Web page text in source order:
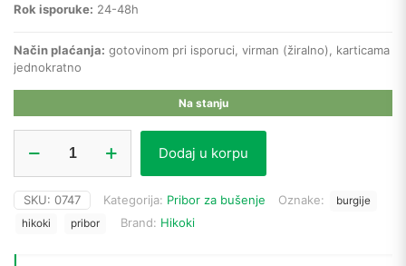
Rok isporuke: 24-48h
Način plaćanja: gotovinom pri isporuci, virman (žiralno), karticama
jednokratno
Na stanju
burgija
metal
780025
HSS-
(12
Dodaj u korpu
SKU: 0747 Kategorija: Pribor za bušenje Oznake:
burgije
hikoki
pribor Brand: Hikoki